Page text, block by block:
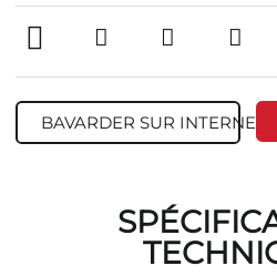
BAVARDER SUR INTERNET